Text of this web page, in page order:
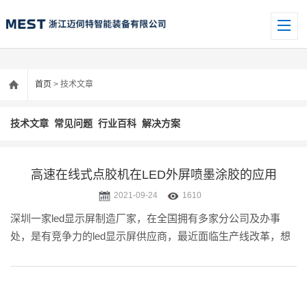
首页 > 技术文章
技术文章 常见问题 行业百科 解决方案
高速在线式点胶机在LED外屏喷墨涂胶的应用
2021-09-24 1610
深圳一家led显示屏制造厂家，在全国拥有多家分公司及办事
处，是有竞争力的led显示屏供应商，最近面临生产线改革，想